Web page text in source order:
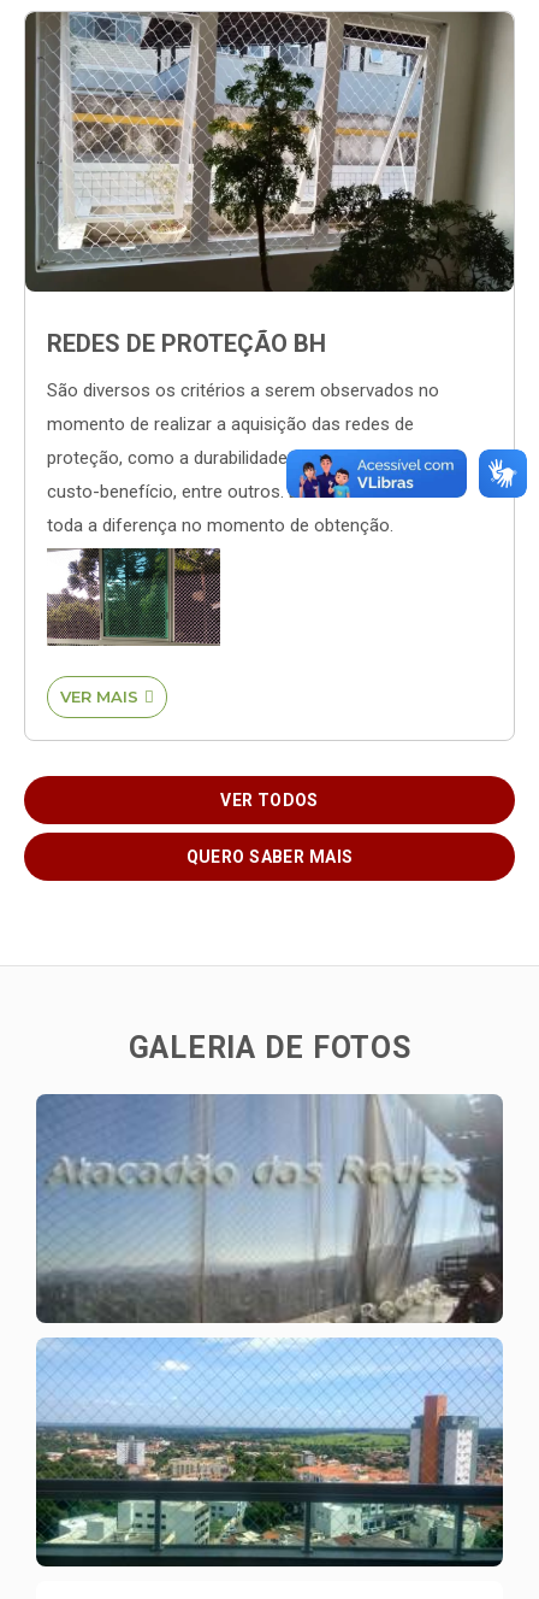
REDES DE PROTEÇÃO BH
São diversos os critérios a serem observados no
momento de realizar a aquisição das redes de
proteção, como a durabilidade, eficiência, qualidade,
custo-benefício, entre outros. Esses fatores fazem
toda a diferença no momento de obtenção.

VER MAIS
VER TODOS
QUERO SABER MAIS
GALERIA DE FOTOS